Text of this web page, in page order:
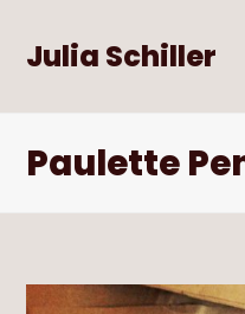
Julia Schiller
Paulette